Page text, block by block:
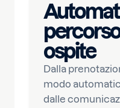
ospite
Dalla
modo
dalle